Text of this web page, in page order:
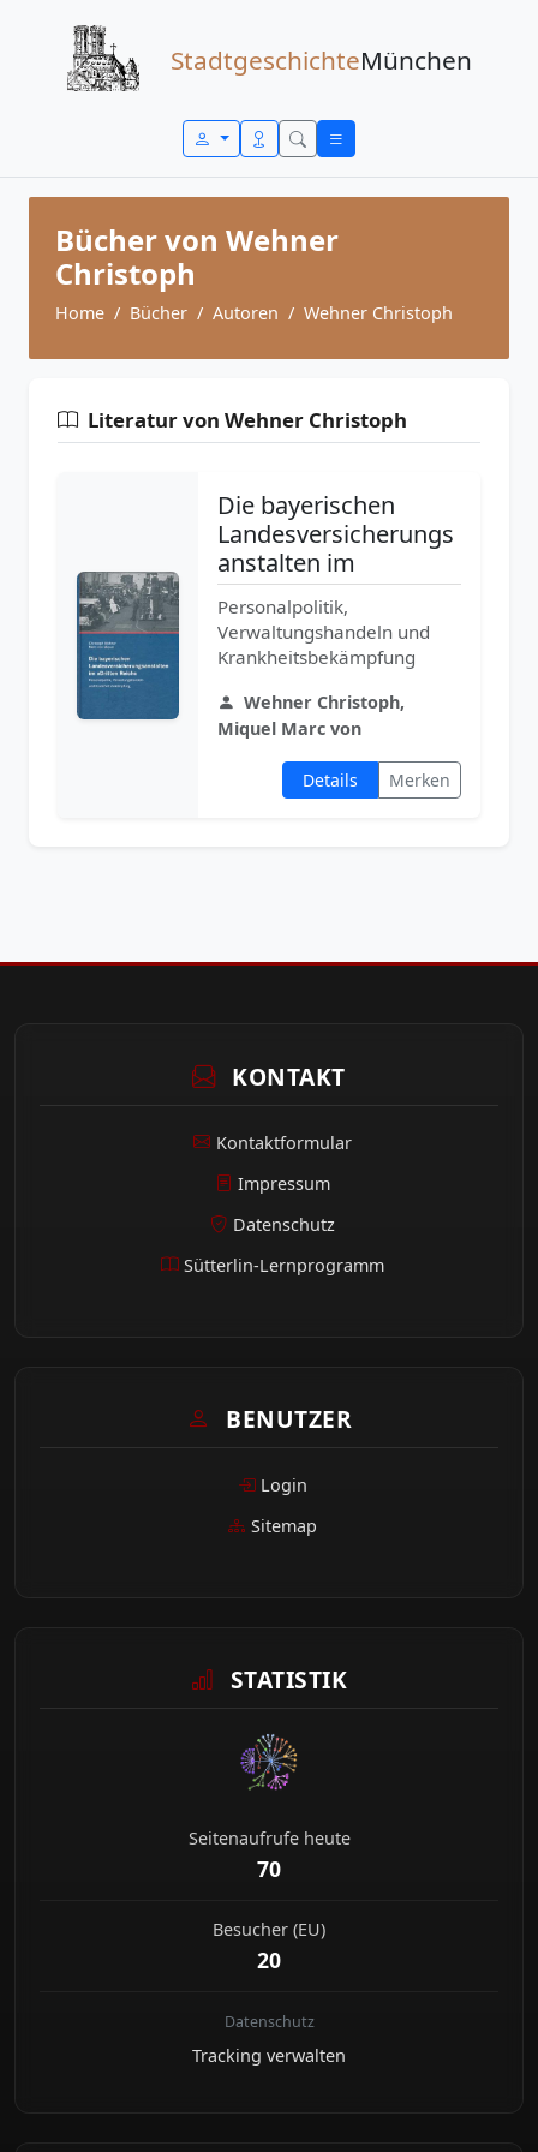
StadtgeschichteMünchen
Bücher von Wehner
Christoph
Home Bücher Autoren Wehner Christoph
Literatur von Wehner Christoph
Die bayerischen
Landesversicherungs
anstalten im
Personalpolitik,
Verwaltungshandeln und
Krankheitsbekämpfung
Wehner Christoph,
Miquel Marc von
Details Merken
KONTAKT
Kontaktformular
Impressum
Datenschutz
Sütterlin-Lernprogramm
BENUTZER
Login
Sitemap
STATISTIK
Seitenaufrufe heute
70
Besucher (EU)
20
Datenschutz
Tracking verwalten